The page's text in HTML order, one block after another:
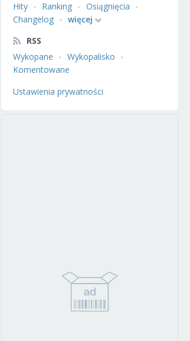
Hity
Ranking
Osiągnięcia
Changelog
więcej
RSS
Wykopane
Wykopalisko
Komentowane
Ustawienia prywatności